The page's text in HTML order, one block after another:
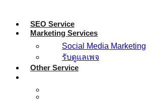
SEO Service
Marketing Services
Social Media Marketing
รับดูแลเพจ
Other Service